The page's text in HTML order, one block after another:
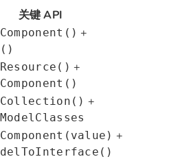
关键 API
+
+
+
+